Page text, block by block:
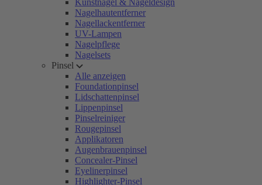
Kunstnägel & Nageldesign
Nagelhautentferner
Nagellackentferner
UV-Lampen
Nagelpflege
Nagelsets
Pinsel
Alle anzeigen
Foundationpinsel
Lidschattenpinsel
Lippenpinsel
Pinselreiniger
Rougepinsel
Applikatoren
Augenbrauenpinsel
Concealer-Pinsel
Eyelinerpinsel
Highlighter-Pinsel